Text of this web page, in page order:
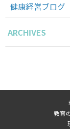
ー
シ
ン
健康経営ブログ
ARCHIVES
2025年8月の記
2025年6月の記
教育